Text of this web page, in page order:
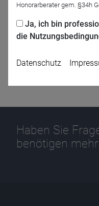
Haben Sie
benötigen
Honorarberater gem. §34h
Ja, ich bin
die
Datenschutz